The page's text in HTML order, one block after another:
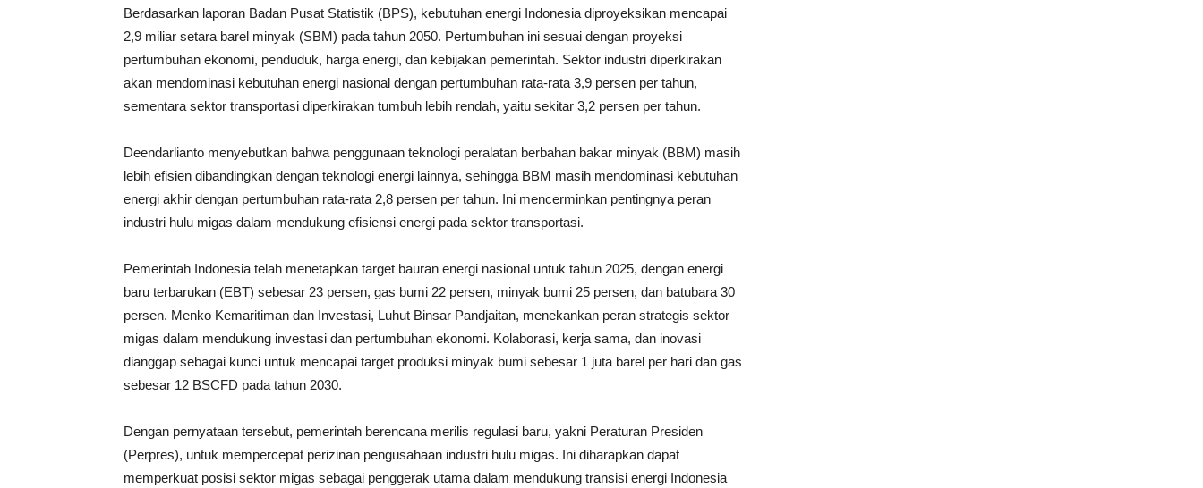
Berdasarkan laporan Badan Pusat Statistik (BPS), kebutuhan energi Indonesia diproyeksikan mencapai
2,9 miliar setara barel minyak (SBM) pada tahun 2050. Pertumbuhan ini sesuai dengan proyeksi
pertumbuhan ekonomi, penduduk, harga energi, dan kebijakan pemerintah. Sektor industri diperkirakan
akan mendominasi kebutuhan energi nasional dengan pertumbuhan rata-rata 3,9 persen per tahun,
sementara sektor transportasi diperkirakan tumbuh lebih rendah, yaitu sekitar 3,2 persen per tahun.
Deendarlianto menyebutkan bahwa penggunaan teknologi peralatan berbahan bakar minyak (BBM) masih
lebih efisien dibandingkan dengan teknologi energi lainnya, sehingga BBM masih mendominasi kebutuhan
energi akhir dengan pertumbuhan rata-rata 2,8 persen per tahun. Ini mencerminkan pentingnya peran
industri hulu migas dalam mendukung efisiensi energi pada sektor transportasi.
Pemerintah Indonesia telah menetapkan target bauran energi nasional untuk tahun 2025, dengan energi
baru terbarukan (EBT) sebesar 23 persen, gas bumi 22 persen, minyak bumi 25 persen, dan batubara 30
persen. Menko Kemaritiman dan Investasi, Luhut Binsar Pandjaitan, menekankan peran strategis sektor
migas dalam mendukung investasi dan pertumbuhan ekonomi. Kolaborasi, kerja sama, dan inovasi
dianggap sebagai kunci untuk mencapai target produksi minyak bumi sebesar 1 juta barel per hari dan gas
sebesar 12 BSCFD pada tahun 2030.
Dengan pernyataan tersebut, pemerintah berencana merilis regulasi baru, yakni Peraturan Presiden
(Perpres), untuk mempercepat perizinan pengusahaan industri hulu migas. Ini diharapkan dapat
memperkuat posisi sektor migas sebagai penggerak utama dalam mendukung transisi energi Indonesia